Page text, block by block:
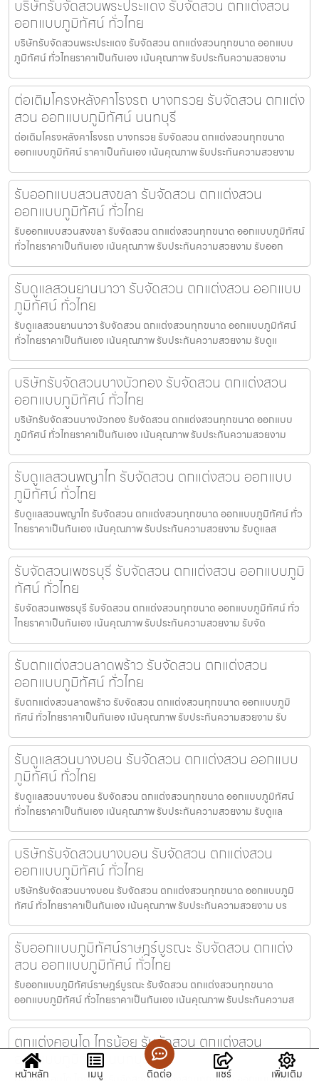
บริษัทรับจัดสวนพระประแดง รับจัดสวน ตกแต่งสวน
ออกแบบภูมิทัศน์ ทั่วไทย
บริษัทรับจัดสวนพระประแดง รับจัดสวน ตกแต่งสวนทุกขนาด ออกแบบ
ภูมิทัศน์ ทั่วไทยราคาเป็นกันเอง เน้นคุณภาพ รับประกันความสวยงาม
ต่อเติมโครงหลังคาโรงรถ บางกรวย รับจัดสวน ตกแต่ง
สวน ออกแบบภูมิทัศน์ นนทบุรี
ต่อเติมโครงหลังคาโรงรถ บางกรวย รับจัดสวน ตกแต่งสวนทุกขนาด
ออกแบบภูมิทัศน์ ราคาเป็นกันเอง เน้นคุณภาพ รับประกันความสวยงาม
รับออกแบบสวนสงขลา รับจัดสวน ตกแต่งสวน
ออกแบบภูมิทัศน์ ทั่วไทย
รับออกแบบสวนสงขลา รับจัดสวน ตกแต่งสวนทุกขนาด ออกแบบภูมิทัศน์
ทั่วไทยราคาเป็นกันเอง เน้นคุณภาพ รับประกันความสวยงาม รับออก
รับดูแลสวนยานนาวา รับจัดสวน ตกแต่งสวน ออกแบบ
ภูมิทัศน์ ทั่วไทย
รับดูแลสวนยานนาวา รับจัดสวน ตกแต่งสวนทุกขนาด ออกแบบภูมิทัศน์
ทั่วไทยราคาเป็นกันเอง เน้นคุณภาพ รับประกันความสวยงาม รับดูแ
บริษัทรับจัดสวนบางบัวทอง รับจัดสวน ตกแต่งสวน
ออกแบบภูมิทัศน์ ทั่วไทย
บริษัทรับจัดสวนบางบัวทอง รับจัดสวน ตกแต่งสวนทุกขนาด ออกแบบ
ภูมิทัศน์ ทั่วไทยราคาเป็นกันเอง เน้นคุณภาพ รับประกันความสวยงาม
รับดูแลสวนพญาไท รับจัดสวน ตกแต่งสวน ออกแบบ
ภูมิทัศน์ ทั่วไทย
รับดูแลสวนพญาไท รับจัดสวน ตกแต่งสวนทุกขนาด ออกแบบภูมิทัศน์ ทั่ว
ไทยราคาเป็นกันเอง เน้นคุณภาพ รับประกันความสวยงาม รับดูแลส
รับจัดสวนเพชรบุรี รับจัดสวน ตกแต่งสวน ออกแบบภูมิ
ทัศน์ ทั่วไทย
รับจัดสวนเพชรบุรี รับจัดสวน ตกแต่งสวนทุกขนาด ออกแบบภูมิทัศน์ ทั่ว
ไทยราคาเป็นกันเอง เน้นคุณภาพ รับประกันความสวยงาม รับจัด
รับตกแต่งสวนลาดพร้าว รับจัดสวน ตกแต่งสวน
ออกแบบภูมิทัศน์ ทั่วไทย
รับตกแต่งสวนลาดพร้าว รับจัดสวน ตกแต่งสวนทุกขนาด ออกแบบภูมิ
ทัศน์ ทั่วไทยราคาเป็นกันเอง เน้นคุณภาพ รับประกันความสวยงาม รับ
รับดูแลสวนบางบอน รับจัดสวน ตกแต่งสวน ออกแบบ
ภูมิทัศน์ ทั่วไทย
รับดูแลสวนบางบอน รับจัดสวน ตกแต่งสวนทุกขนาด ออกแบบภูมิทัศน์
ทั่วไทยราคาเป็นกันเอง เน้นคุณภาพ รับประกันความสวยงาม รับดูแล
บริษัทรับจัดสวนบางบอน รับจัดสวน ตกแต่งสวน
ออกแบบภูมิทัศน์ ทั่วไทย
บริษัทรับจัดสวนบางบอน รับจัดสวน ตกแต่งสวนทุกขนาด ออกแบบภูมิ
ทัศน์ ทั่วไทยราคาเป็นกันเอง เน้นคุณภาพ รับประกันความสวยงาม บร
รับออกแบบภูมิทัศน์ราษฎร์บูรณะ รับจัดสวน ตกแต่ง
สวน ออกแบบภูมิทัศน์ ทั่วไทย
รับออกแบบภูมิทัศน์ราษฎร์บูรณะ รับจัดสวน ตกแต่งสวนทุกขนาด
ออกแบบภูมิทัศน์ ทั่วไทยราคาเป็นกันเอง เน้นคุณภาพ รับประกันความส
ตกแต่งคอนโด ไทรน้อย รับจัดสวน ตกแต่งสวน
ออกแบบภูมิทัศน์ นนทบุรี
หน้าหลัก เมนู ติดต่อ แชร์ เพิ่มเติม